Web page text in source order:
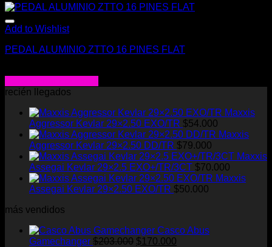
Add to Wishlist
PEDAL ALUMINIO ZTTO 16 PINES FLAT
Este
tiene
múltiples
variantes.
opciones
pueden
la
producto
recién llegados
Maxxis
Aggressor Kevlar 29×2.50 EXO/TR $54.000
Maxxis
Aggressor Kevlar 29×2.50 DD/TR $79.000
Maxxis
Assegai Kevlar 29×2.5 EXO+/TR/3CT $70.000
Maxxis
Assegai Kevlar 29×2.50 EXO/TR $50.000
más vendidos
Casco Abus
Gamechanger $203.000 El
$170.000